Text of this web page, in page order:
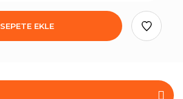
SEPETE EKLE